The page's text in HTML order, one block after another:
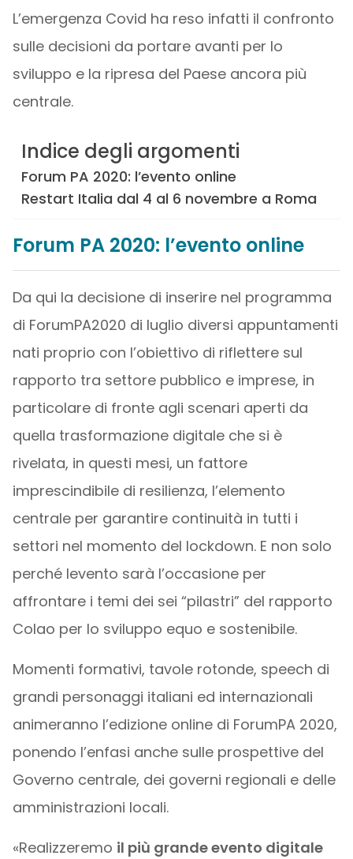
L’emergenza Covid ha reso infatti il confronto
sulle decisioni da portare avanti per lo
sviluppo e la ripresa del Paese ancora più
centrale.
Indice degli argomenti
Forum PA 2020: l’evento online
Restart Italia dal 4 al 6 novembre a Roma
Forum PA 2020: l’evento online
Da qui la decisione di inserire nel programma
di ForumPA2020 di luglio diversi appuntamenti
nati proprio con l’obiettivo di riflettere sul
rapporto tra settore pubblico e imprese, in
particolare di fronte agli scenari aperti da
quella trasformazione digitale che si è
rivelata, in questi mesi, un fattore
imprescindibile di resilienza, l’elemento
centrale per garantire continuità in tutti i
settori nel momento del lockdown. E non solo
perché levento sarà l’occasione per
affrontare i temi dei sei “pilastri” del rapporto
Colao per lo sviluppo equo e sostenibile.
Momenti formativi, tavole rotonde, speech di
grandi personaggi italiani ed internazionali
animeranno l’edizione online di ForumPA 2020,
ponendo l’enfasi anche sulle prospettive del
Governo centrale, dei governi regionali e delle
amministrazioni locali.
«Realizzeremo il più grande evento digitale